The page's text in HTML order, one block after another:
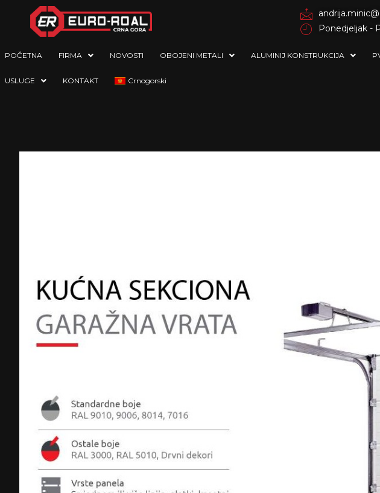
Ponedjeljak -
POČETNA FIRMA NOVOSTI OBOJENI METALI ALUMINIJ KONSTRUKCIJA
USLUGE KONTAKT Crnogorski